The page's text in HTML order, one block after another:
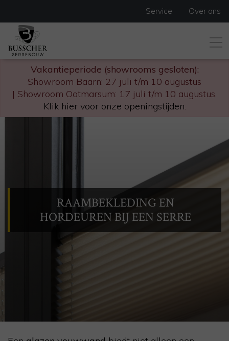
Vakantieperiode (showrooms gesloten):
Showroom Baarn: 27 juli t/m 10 augustus
| Showroom Ootmarsum: 17 juli t/m 10 augustus.
Klik hier voor onze openingstijden.
Service Over ons
RAAMBEKLEDING EN
HORDEUREN BIJ EEN SERRE